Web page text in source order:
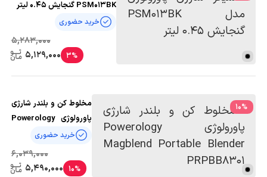
PSM013BK گنجایش 0.45 لیتر
خرید حضوری
5,283,000
3%
5,129,000
%
10
مخلوط کن و بلندر شارژی
پاورولوژی Powerology
Magblend Portable
Blender PRPBB8301
خرید حضوری
6,039,000
10%
5,490,000